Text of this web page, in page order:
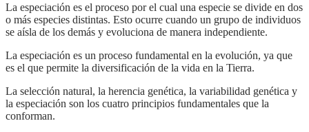
La especiación es el proceso por el cual una especie se divide en dos
o más especies distintas. Esto ocurre cuando un grupo de individuos
se aísla de los demás y evoluciona de manera independiente.
La especiación es un proceso fundamental en la evolución, ya que
es el que permite la diversificación de la vida en la Tierra.
La selección natural, la herencia genética, la variabilidad genética y
la especiación son los cuatro principios fundamentales que la
conforman.